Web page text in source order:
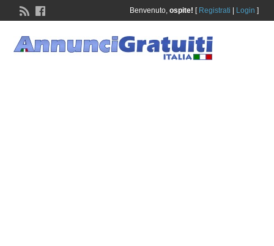
Benvenuto, ospite! [ Registrati Login ]